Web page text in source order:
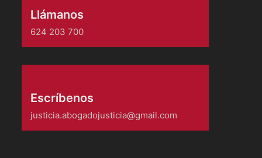
Llámanos
624 203 700
Escríbenos
justicia.abogadojusticia@gmail.com